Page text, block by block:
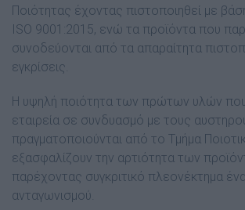
Ποιότητας έχοντας πιστοποιηθεί με
ISO 9001:2015, ενώ τα προϊόντα που
συνοδεύονται από τα απαραίτητα
εγκρίσεις.
Η υψηλή ποιότητα των πρώτων υλών που
εταιρεία σε συνδυασμό με τους
πραγματοποιούνται από το Τμήμα
εξασφαλίζουν την αρτιότητα των
παρέχοντας συγκριτικό πλεονέκτημα
ανταγωνισμού.